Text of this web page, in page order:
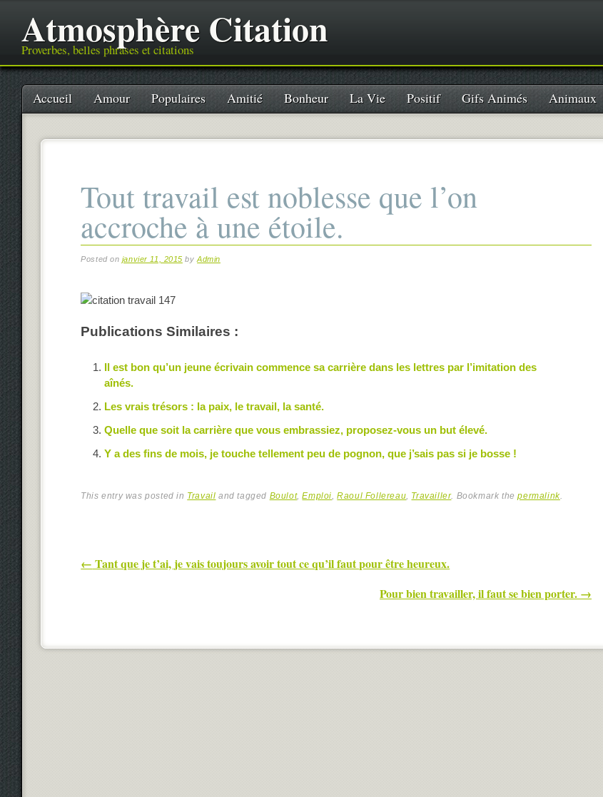
Atmosphère Citation
Proverbes, belles phrases et citations
Main menu
SkipAccueil Amour Populaires Amitié Bonheur La Vie Positif Gifs Animés Animaux
Tout travail est noblesse que l’on
accroche à une étoile.
Posted on janvier 11, 2015 byAdmin
Publications Similaires :
Il est bon qu’un jeune écrivain commence sa carrière dans les lettres par l’imitation des
aînés.
Les vrais trésors : la paix, le travail, la santé.
Quelle que soit la carrière que vous embrassiez, proposez-vous un but élevé.
Y a des fins de mois, je touche tellement peu de pognon, que j’sais pas si je bosse !
This entry was posted in Travail and tagged Boulot,Emploi ,Raoul Follereau Travailler. Bookmark thepermalink.
Post navigation
← Tant que je t’ai, je vais toujours avoir tout ce qu’il faut pour être heureux.
Pour bien travailler, il faut se bien porter. →